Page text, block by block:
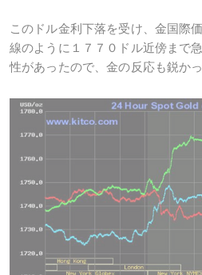
このドル金利下落を受け、金国際
線のように１７７０ドル近傍まで
性があったので、金の反応も鋭かっ